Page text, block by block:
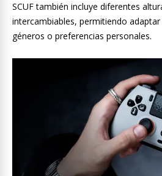
SCUF también incluye diferentes
intercambiables, permitiendo
géneros o preferencias personales.